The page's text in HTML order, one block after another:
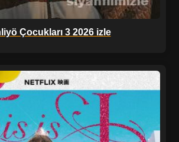
Çocukları 3 2026 izle